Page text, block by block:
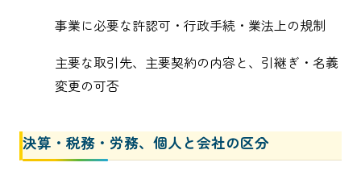
事業に必要な許認可・行政手続・業法上の規制
主要な取引先、主要契約の内容と、引継ぎ・名義
変更の可否
決算・税務・労務、個人と会社の区分